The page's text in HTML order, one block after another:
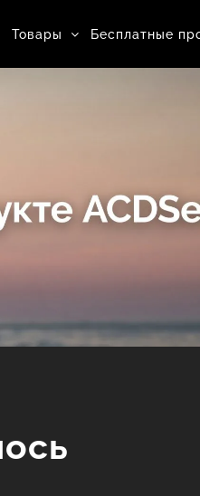
Товары Бесплатные